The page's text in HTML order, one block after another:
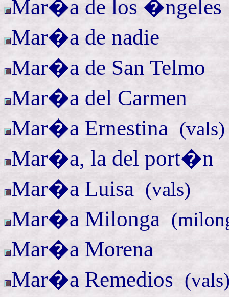
Mar�a de los
Mar�a de nadie
Mar�a de San Telmo
Mar�a del Carmen
Mar�a Ernestina (vals)
Mar�a, la del port�n
Mar�a Luisa (vals)
Mar�a Milonga (
Mar�a Morena
Mar�a Remedios (